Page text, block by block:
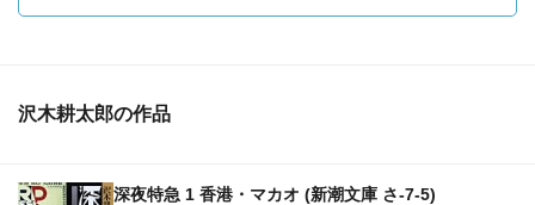
沢木耕太郎の作品
深夜特急 1 香港・マカオ (新潮文庫 さ-7-5)